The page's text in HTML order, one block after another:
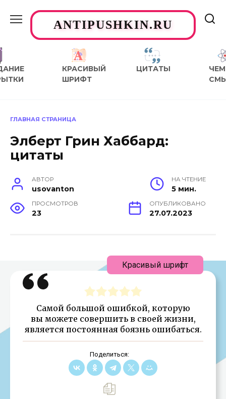
содержаниюANTIPUSHKIN.RU
КРАСИВЫЙ
ШРИФТ
ЦИТАТЫ
ЧЕМ
ГЛАВНАЯ СТРАНИЦА
Элберт Грин Хаббард:
цитаты
АВТОР
usovanton
НА ЧТЕНИЕ
5 мин.
ПРОСМОТРОВ
23
ОПУБЛИКОВАНО
27.07.2023
Самой большой ошибкой, которую
вы можете совершить в своей жизни,
является постоянная боязнь ошибаться.
Поделиться:
Красивый шрифт